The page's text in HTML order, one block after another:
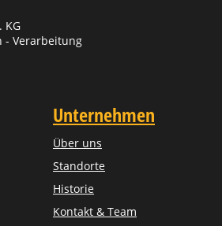
KG
- Verarbeitung
Unternehmen
Über uns
Standorte
Historie
Kontakt & Team